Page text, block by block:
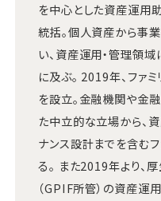
を中心とした資産運用
統括。個人資産から事
い、資産運用・管理領
に及ぶ。 2019年、ファ
を設立。金融機関や金
た中立的な立場から、
ナンス設計までを含む
る。 また2019年より、
（GPIF所管）の資産運